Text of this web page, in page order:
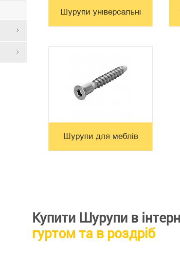
Шурупи універсальні
Шурупи для меблів
Купити Шурупи в
гуртом та в роздріб